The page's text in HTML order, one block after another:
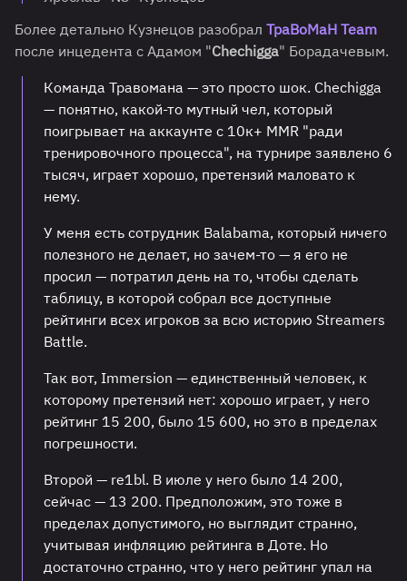
Более детально Кузнецов разобрал ТраВоМаН Team
после инцедента с Адамом "Chechigga" Борадачевым.
Команда Травомана — это просто шок. Chechigga
— понятно, какой-то мутный чел, который
поигрывает на аккаунте с 10к+ MMR "ради
тренировочного процесса", на турнире заявлено 6
тысяч, играет хорошо, претензий маловато к
нему.
У меня есть сотрудник Balabama, который ничего
полезного не делает, но зачем-то — я его не
просил — потратил день на то, чтобы сделать
таблицу, в которой собрал все доступные
рейтинги всех игроков за всю историю Streamers
Battle.
Так вот, Immersion — единственный человек, к
которому претензий нет: хорошо играет, у него
рейтинг 15 200, было 15 600, но это в пределах
погрешности.
Второй — re1bl. В июле у него было 14 200,
сейчас — 13 200. Предположим, это тоже в
пределах допустимого, но выглядит странно,
учитывая инфляцию рейтинга в Доте. Но
достаточно странно, что у него рейтинг упал на